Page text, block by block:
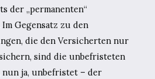
der „permanenten“
Gegensatz zu den
die den Versicherten nur
sind die unbefristeten
ja, unbefristet – der